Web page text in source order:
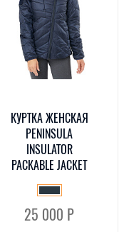
КУРТКА ЖЕНСКАЯ
PENINSULA
INSULATOR
PACKABLE JACKET
25 000 Р